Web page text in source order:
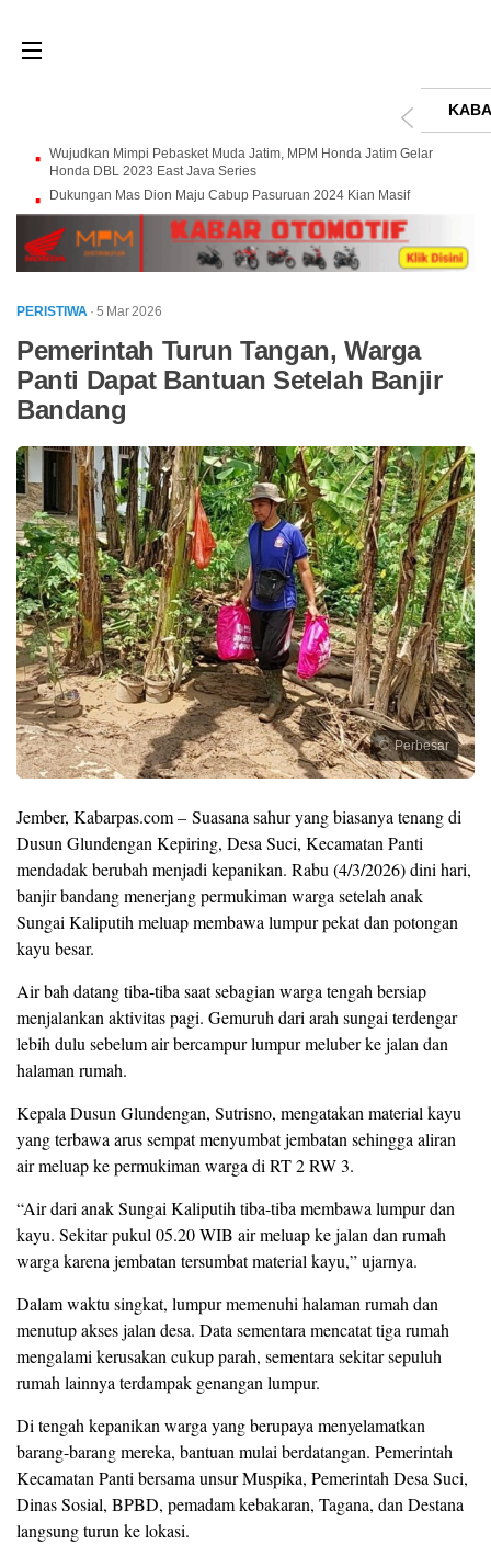
Wujudkan Mimpi Pebasket Muda Jatim, MPM Honda Jatim Gelar
Honda DBL 2023 East Java Series
Dukungan Mas Dion Maju Cabup Pasuruan 2024 Kian Masif
PERISTIWA · 5 Mar 2026
Pemerintah Turun Tangan, Warga
Panti Dapat Bantuan Setelah Banjir
Bandang
Perbesar
Jember, Kabarpas.com – Suasana sahur yang biasanya tenang di
Dusun Glundengan Kepiring, Desa Suci, Kecamatan Panti
mendadak berubah menjadi kepanikan. Rabu (4/3/2026) dini hari,
banjir bandang menerjang permukiman warga setelah anak
Sungai Kaliputih meluap membawa lumpur pekat dan potongan
kayu besar.
Air bah datang tiba-tiba saat sebagian warga tengah bersiap
menjalankan aktivitas pagi. Gemuruh dari arah sungai terdengar
lebih dulu sebelum air bercampur lumpur meluber ke jalan dan
halaman rumah.
Kepala Dusun Glundengan, Sutrisno, mengatakan material kayu
yang terbawa arus sempat menyumbat jembatan sehingga aliran
air meluap ke permukiman warga di RT 2 RW 3.
“Air dari anak Sungai Kaliputih tiba-tiba membawa lumpur dan
kayu. Sekitar pukul 05.20 WIB air meluap ke jalan dan rumah
warga karena jembatan tersumbat material kayu,” ujarnya.
Dalam waktu singkat, lumpur memenuhi halaman rumah dan
menutup akses jalan desa. Data sementara mencatat tiga rumah
mengalami kerusakan cukup parah, sementara sekitar sepuluh
rumah lainnya terdampak genangan lumpur.
Di tengah kepanikan warga yang berupaya menyelamatkan
barang-barang mereka, bantuan mulai berdatangan. Pemerintah
Kecamatan Panti bersama unsur Muspika, Pemerintah Desa Suci,
Dinas Sosial, BPBD, pemadam kebakaran, Tagana, dan Destana
langsung turun ke lokasi.